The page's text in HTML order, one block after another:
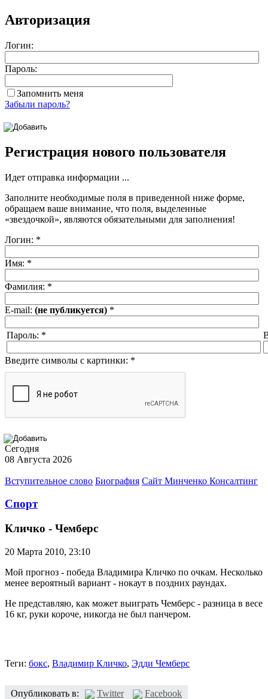
Авторизация
Логин:
Пароль:
Запомнить меня
Забыли пароль?
Регистрация нового пользователя
Идет отправка информации ...
Заполните необходимые поля в приведенной ниже форме,
обращаем ваше внимание, что поля, выделенные
«звездочкой», являются обязательными для заполнения!
Логин: *
Имя: *
Фамилия: *
E-mail: (не публикуется) *
Пароль: *
Введите символы с картинки: *
Сегодня
08 Августа 2026
Вступительное слово Биография Сайт Минченко Консалтинг
Спорт
Кличко - Чемберс
20 Марта 2010, 23:10
Мой прогноз - победа Владимира Кличко по очкам. Несколько
менее вероятный вариант - нокаут в поздних раундах.
Не представляю, как может выиграть Чемберс - разница в весе
16 кг, руки короче, никогда не был панчером.
Теги: бокс, Владимир Кличко, Эдди Чемберс
Опубликовать в: Twitter Facebook